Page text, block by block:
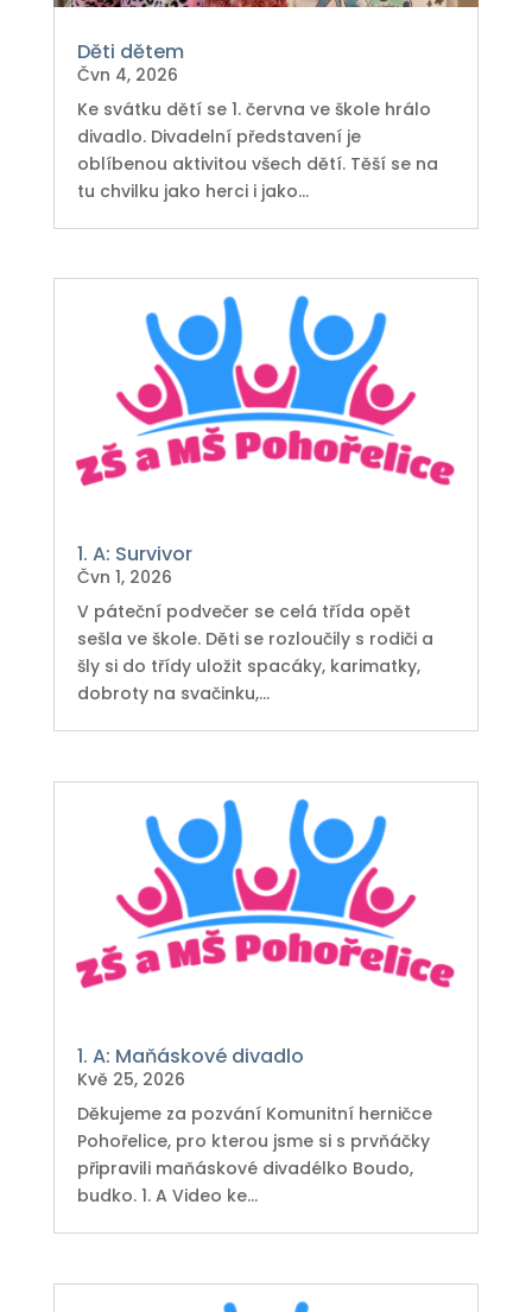
Děti dětem
Čvn 4, 2026
Ke svátku dětí se 1. června ve škole hrálo
divadlo. Divadelní představení je
oblíbenou aktivitou všech dětí. Těší se na
tu chvilku jako herci i jako...
1. A: Survivor
Čvn 1, 2026
V páteční podvečer se celá třída opět
sešla ve škole. Děti se rozloučily s rodiči a
šly si do třídy uložit spacáky, karimatky,
dobroty na svačinku,...
1. A: Maňáskové divadlo
Kvě 25, 2026
Děkujeme za pozvání Komunitní herničce
Pohořelice, pro kterou jsme si s prvňáčky
připravili maňáskové divadélko Boudo,
budko. 1. A Video ke...